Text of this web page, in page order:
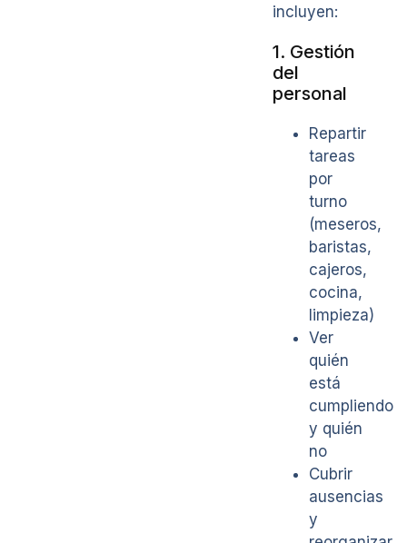
incluyen:
1. Gestión
del
personal
Repartir
tareas
por
turno
(meseros,
baristas,
cajeros,
cocina,
limpieza)
Ver
quién
está
cumpliendo
y quién
no
Cubrir
ausencias
y